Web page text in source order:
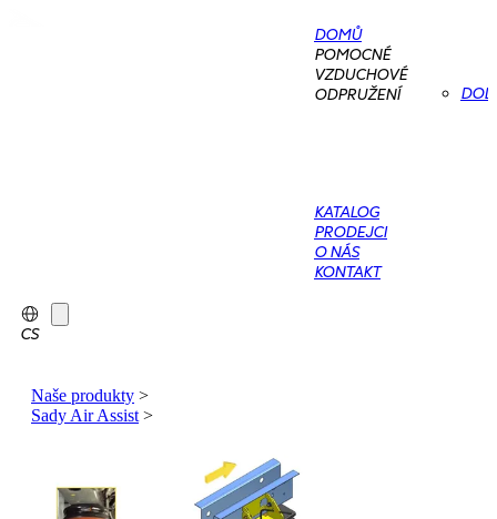
DOMŮ
POMOCNÉ
VZDUCHOVÉ
ODPRUŽENÍ
KATALOG
PRODEJCI
O NÁS
KONTAKT
CS
Naše produkty >
Sady Air Assist >